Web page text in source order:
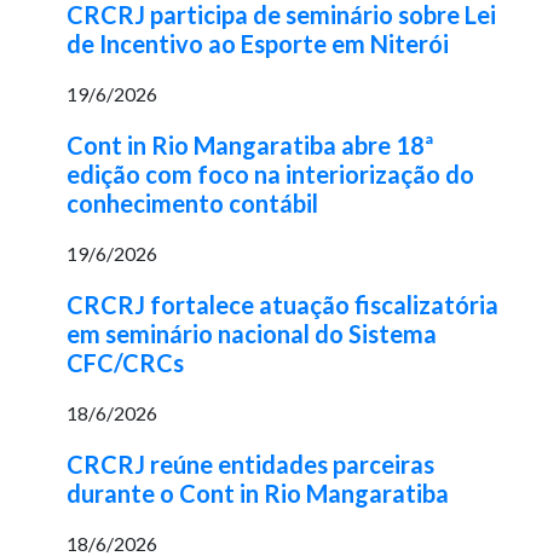
CRCRJ participa de seminário sobre Lei
de Incentivo ao Esporte em Niterói
19/6/2026
Cont in Rio Mangaratiba abre 18ª
edição com foco na interiorização do
conhecimento contábil
19/6/2026
CRCRJ fortalece atuação fiscalizatória
em seminário nacional do Sistema
CFC/CRCs
18/6/2026
CRCRJ reúne entidades parceiras
durante o Cont in Rio Mangaratiba
18/6/2026